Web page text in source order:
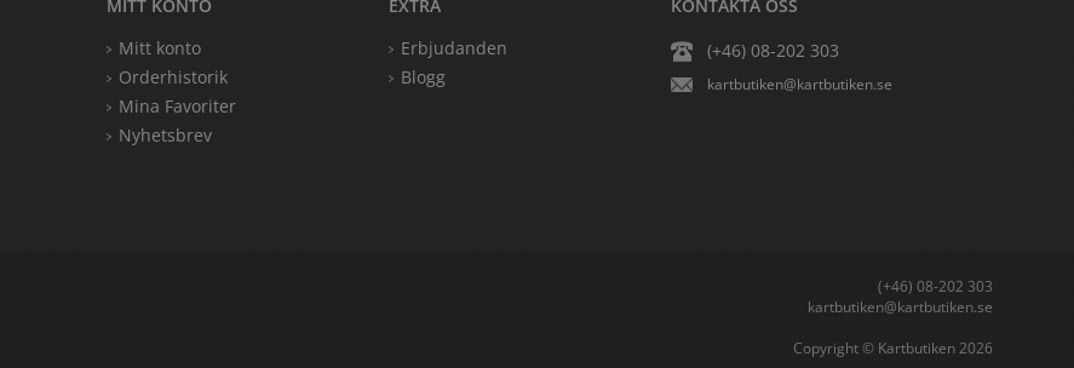
KONTAKTA OSS
(+46) 08-202 303
kartbutiken@kartbutiken.se
EXTRA
Erbjudanden
Blogg
MITT KONTO
Mitt konto
Orderhistorik
Mina Favoriter
Nyhetsbrev
(+46) 08-202 303
kartbutiken@kartbutiken.se
Copyright © Kartbutiken 2026